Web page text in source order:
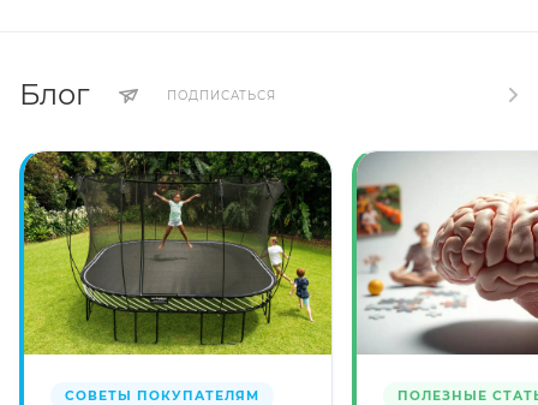
Блог ПОДПИСАТЬСЯ
СОВЕТЫ ПОКУПАТЕЛЯМ ПОЛЕЗНЫЕ